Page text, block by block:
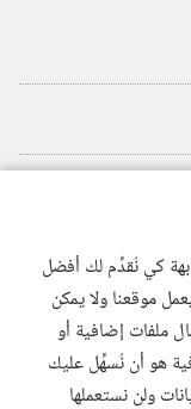
كي نُقدِّم لك أفضل
موقعنا ولا يمكن
ملفات إضافية أو
هو أن نُسهِّل عليك
ولن نستعملها